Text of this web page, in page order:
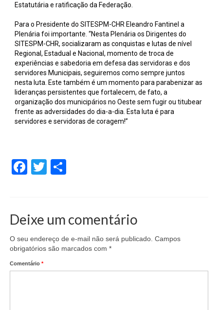
Estatutária e ratificação da Federação.
Para o Presidente do SITESPM-CHR Eleandro Fantinel a
Plenária foi importante. “Nesta Plenária os Dirigentes do
SITESPM-CHR, socializaram as conquistas e lutas de nível
Regional, Estadual e Nacional, momento de troca de
experiências e sabedoria em defesa das servidoras e dos
servidores Municipais, seguiremos como sempre juntos
nesta luta. Este também é um momento para parabenizar as
lideranças persistentes que fortalecem, de fato, a
organização dos municipários no Oeste sem fugir ou titubear
frente as adversidades do dia-a-dia. Esta luta é para
servidores e servidoras de coragem!”
Facebook
Twitter
Deixe um comentário
O seu endereço de e-mail não será publicado. Campos
obrigatórios são marcados com *
Comentário *